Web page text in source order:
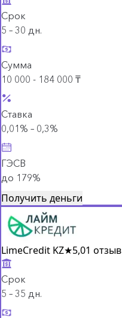
Срок
5 – 30 дн.
Сумма
10 000 - 184 000 ₸
Ставка
0,01% – 0,3%
ГЭСВ
до 179%
Получить деньги
LimeCredit KZ★5,01 отзыв
Срок
5 – 35 дн.